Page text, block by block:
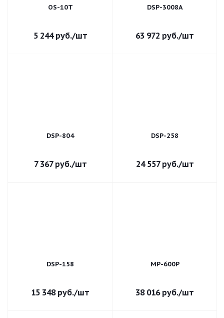
OS-10T
5 244руб./шт
DSP-3008A
63 972 руб./шт
DSP-804
7 367руб./шт
DSP-258
24 557руб./шт
DSP-158
15 348руб./шт
MP-600P
38 016руб./шт